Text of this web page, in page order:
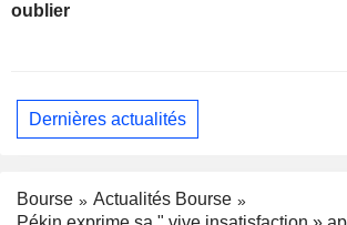
oublier
Dernières actualités
Bourse
Actualités Bourse